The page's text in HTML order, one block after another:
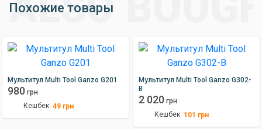
Похожие товары
Мультитул Multi Tool Ganzo G201
980 грн
Кешбек49 грн
Мультитул Multi Tool Ganzo G302-
В
2 020 грн
Кешбек 101 грн